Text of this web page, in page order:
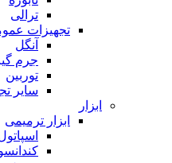
ترالی
تجهیزات
آنگل
جرم
توربین
سایر
ابزار
ابزار ترمیمی